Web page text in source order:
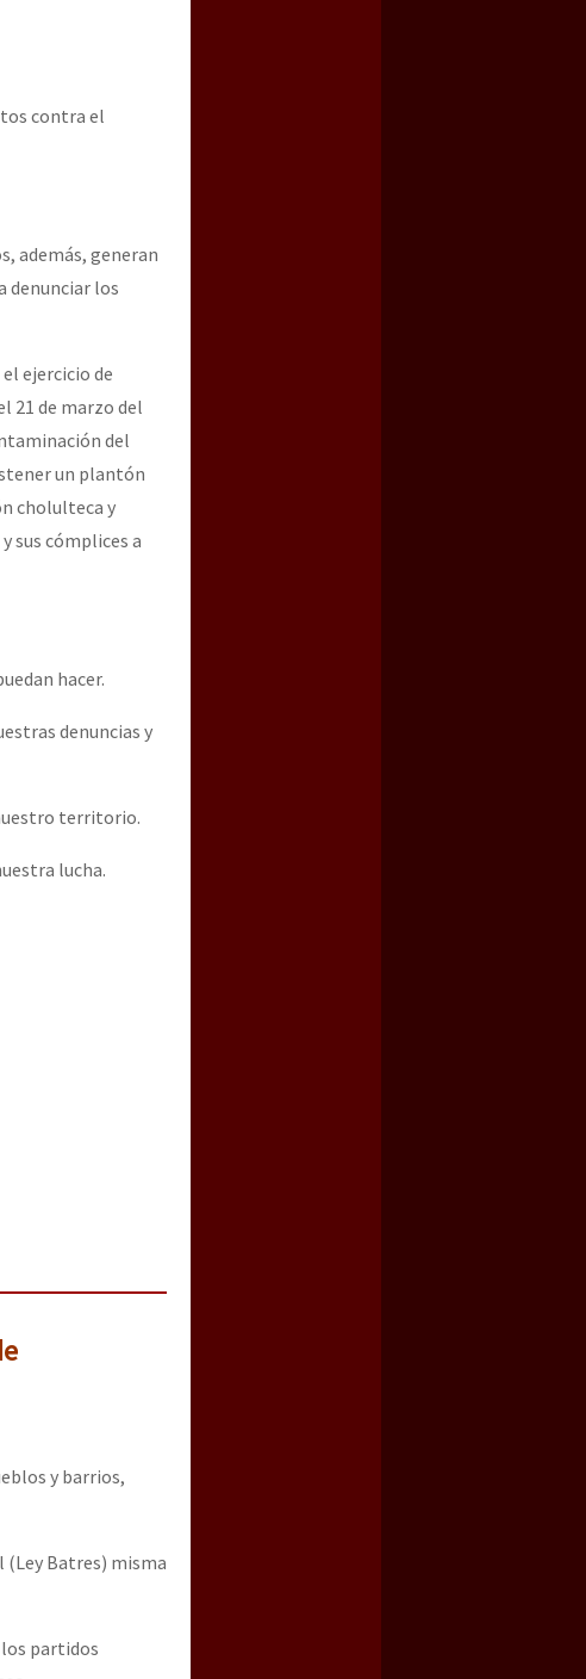
contra el
además, generan
denunciar los
ejercicio de
21 de marzo del
del
un plantón
cholulteca y
sus cómplices a
hacer.
denuncias y
territorio.
lucha.
y barrios,
(Ley Batres) misma
los partidos